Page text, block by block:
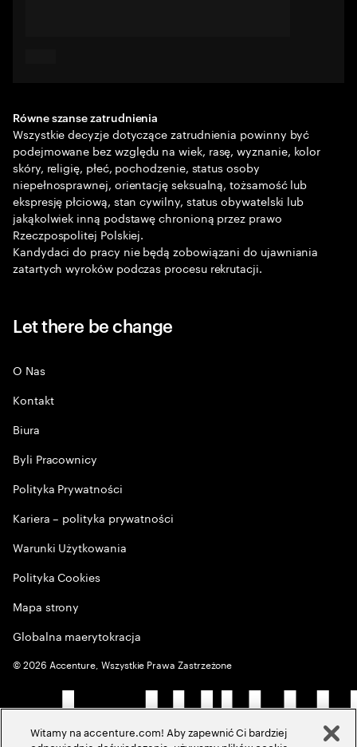
Równe szanse zatrudnienia
Wszystkie decyzje dotyczące zatrudnienia powinny być
podejmowane bez względu na wiek, rasę, wyznanie, kolor
skóry, religię, płeć, pochodzenie, status osoby
niepełnosprawnej, orientację seksualną, tożsamość lub
ekspresję płciową, stan cywilny, status obywatelski lub
jakąkolwiek inną podstawę chronioną przez prawo
Rzeczpospolitej Polskiej.
Kandydaci do pracy nie będą zobowiązani do ujawniania
zatartych wyroków podczas procesu rekrutacji.
Let there be change
O Nas
Kontakt
Biura
Byli Pracownicy
Polityka Prywatności
Kariera – polityka prywatności
Warunki Użytkowania
Polityka Cookies
Mapa strony
Globalna maerytokracja
©2026 Accenture, Wszystkie Prawa Zastrzeżone
Witamy na accenture.com! Aby zapewnić Ci bardziej